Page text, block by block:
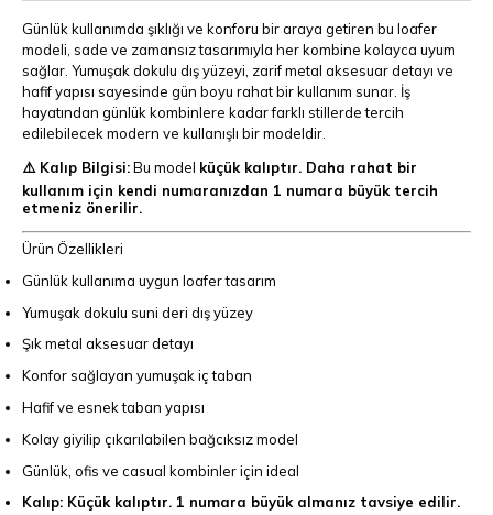
Günlük kullanımda şıklığı ve konforu bir araya getiren bu loafer
modeli, sade ve zamansız tasarımıyla her kombine kolayca uyum
sağlar. Yumuşak dokulu dış yüzeyi, zarif metal aksesuar detayı ve
hafif yapısı sayesinde gün boyu rahat bir kullanım sunar. İş
hayatından günlük kombinlere kadar farklı stillerde tercih
edilebilecek modern ve kullanışlı bir modeldir.
⚠️ Kalıp Bilgisi:Bu model küçük kalıptır. Daha rahat bir
kullanım için kendi numaranızdan 1 numara büyük tercih
etmeniz önerilir.
Ürün Özellikleri
Günlük kullanıma uygun loafer tasarım
Yumuşak dokulu suni deri dış yüzey
Şık metal aksesuar detayı
Konfor sağlayan yumuşak iç taban
Hafif ve esnek taban yapısı
Kolay giyilip çıkarılabilen bağcıksız model
Günlük, ofis ve casual kombinler için ideal
Kalıp: Küçük kalıptır. 1 numara büyük almanız tavsiye edilir.